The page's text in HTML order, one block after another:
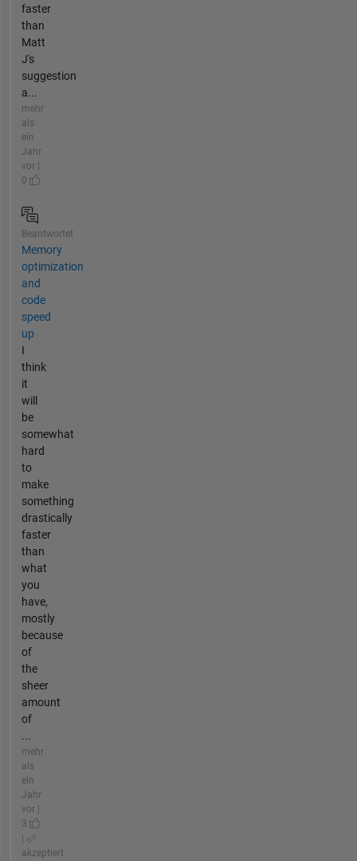
faster
than
Matt
J's
suggestion
a...
mehr
als
ein
Jahr
vor |
0
Beantwortet
Memory
optimization
and
code
speed
up
I
think
it
will
be
somewhat
hard
to
make
something
drastically
faster
than
what
you
have,
mostly
because
of
the
sheer
amount
of
...
mehr
als
ein
Jahr
vor |
3
akzeptiert